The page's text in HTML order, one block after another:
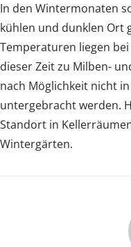
In den Wintermonaten
kühlen und dunklen Ort
Temperaturen liegen bei
dieser Zeit zu Milben-
nach Möglichkeit nicht
untergebracht werden.
Standort in
Wintergärten.